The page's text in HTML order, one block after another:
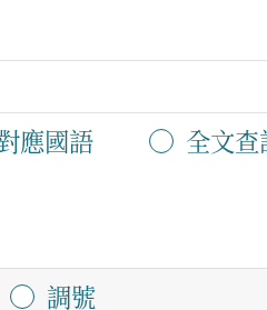
應國語 全文查
調號